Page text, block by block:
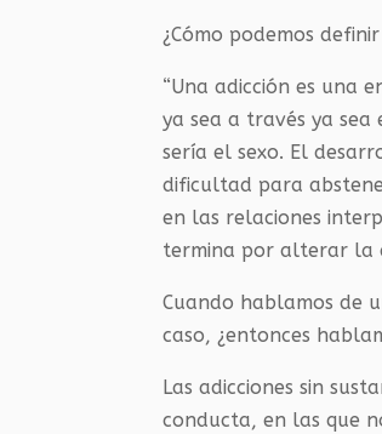
¿Cómo podemos
“Una adicción es una
ya sea a través ya sea
sería el sexo. El
dificultad para
en las relaciones
termina por alterar la
Cuando hablamos de
caso, ¿entonces
Las adicciones sin
conducta, en las que